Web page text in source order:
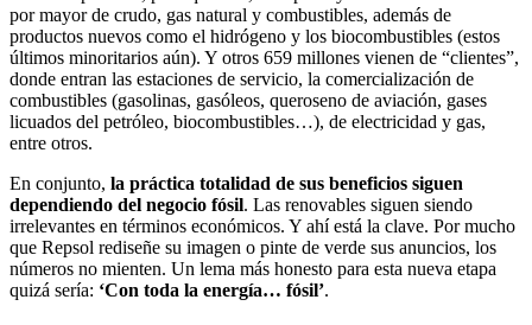
por mayor de crudo, gas natural y combustibles, además de
productos nuevos como el hidrógeno y los biocombustibles (estos
últimos minoritarios aún). Y otros 659 millones vienen de “clientes”,
donde entran las estaciones de servicio, la comercialización de
combustibles (gasolinas, gasóleos, queroseno de aviación, gases
licuados del petróleo, biocombustibles…), de electricidad y gas,
entre otros.
En conjunto, la práctica totalidad de sus beneficios siguen
dependiendo del negocio fósil. Las renovables siguen siendo
irrelevantes en términos económicos. Y ahí está la clave. Por mucho
que Repsol rediseñe su imagen o pinte de verde sus anuncios, los
números no mienten. Un lema más honesto para esta nueva etapa
quizá sería: ‘Con toda la energía… fósil’.